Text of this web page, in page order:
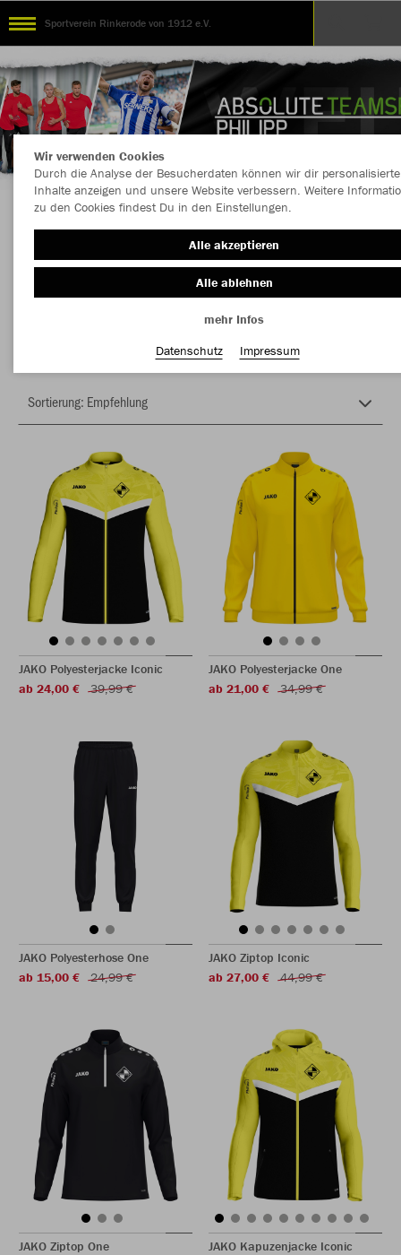
Sportverein Rinkerode von 1912 e.V.
Herzlich Willkommen im Teamshop Sportverein
Rinkerode von 1912 e.V.
JAKO Polyesterjacke Iconic
ab 24,00 €
39,99 €
JAKO Polyesterjacke One
ab 21,00 €
34,99 €
JAKO Polyesterhose One
ab 15,00 €
24,99 €
JAKO Ziptop Iconic
ab 27,00 €
44,99 €
JAKO Ziptop One
JAKO Kapuzenjacke Iconic
Wir verwenden Cookies
Durch die Analyse der Besucherdaten können wir dir personalisierte
Inhalte anzeigen und unsere Website verbessern. Weitere
zu den Cookies findest Du in den Einstellungen.
Alle akzeptieren
Alle ablehnen
mehr Infos
Datenschutz
Impressum